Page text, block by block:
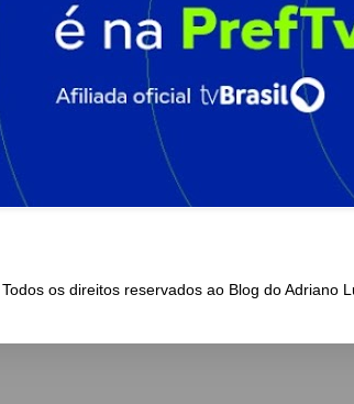
Todos os direitos reservados ao Blog do Adriano